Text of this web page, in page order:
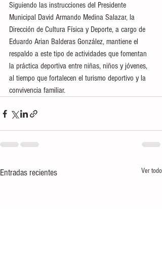
Siguiendo las instrucciones del Presidente
Municipal David Armando Medina Salazar, la
Dirección de Cultura Física y Deporte, a cargo de
Eduardo Arian Balderas González, mantiene el
respaldo a este tipo de actividades que fomentan
la práctica deportiva entre niñas, niños y jóvenes,
al tiempo que fortalecen el turismo deportivo y la
convivencia familiar.
Entradas recientes Ver todo